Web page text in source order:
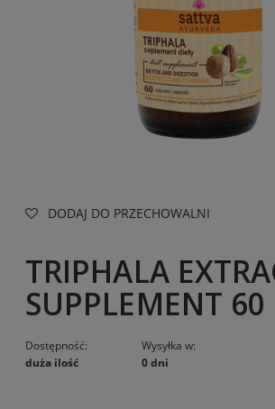
DODAJ DO PRZECHOWALNI
TRIPHALA
SUPPLEMENT 60
Dostępność:
duża ilość
Wysyłka w:
0 dni